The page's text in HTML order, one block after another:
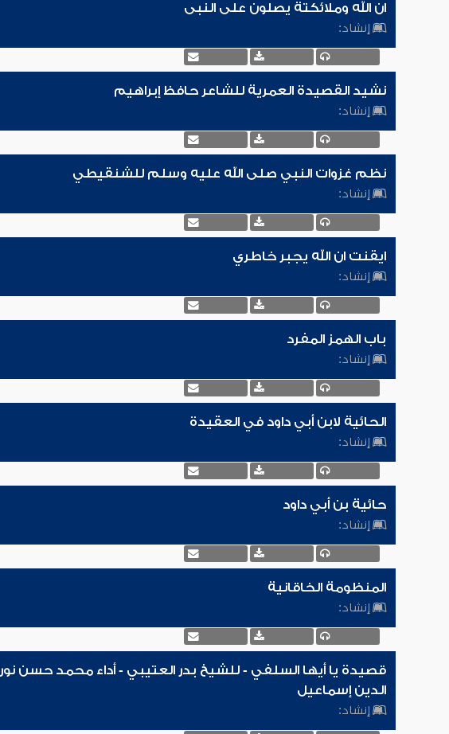
ان الله وملائكتة يصلون على النبى
إنشاد:
نشيد القصيدة العمرية للشاعر حافظ إبراهيم
إنشاد:
نظم غزوات النبي صلى الله عليه وسلم للشنقيطي
إنشاد:
ايقنت ان الله يجبر خاطري
إنشاد:
باب الهمز المفرد
إنشاد:
الحائية لابن أبي داود في العقيدة
إنشاد:
حائية بن أبي داود
إنشاد:
المنظومة الخاقانية
إنشاد:
قصيدة يا أيها السلفي - للشيخ بدر العتيبي - أداء محمد حسن نور
الدين إسماعيل
إنشاد: